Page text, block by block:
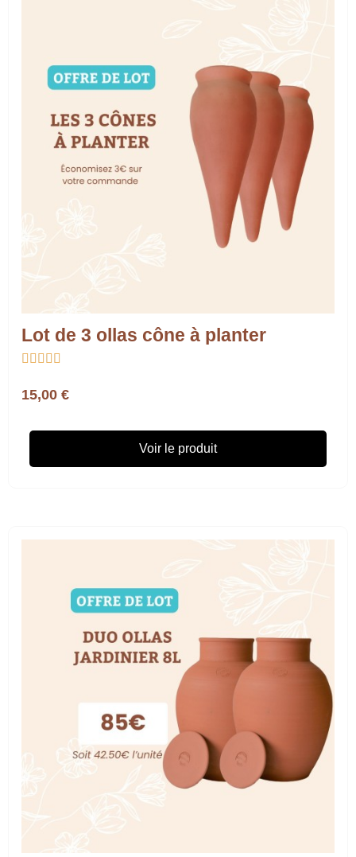
Lot de 3 ollas cône à planter
    
15,00 €
Voir le produit